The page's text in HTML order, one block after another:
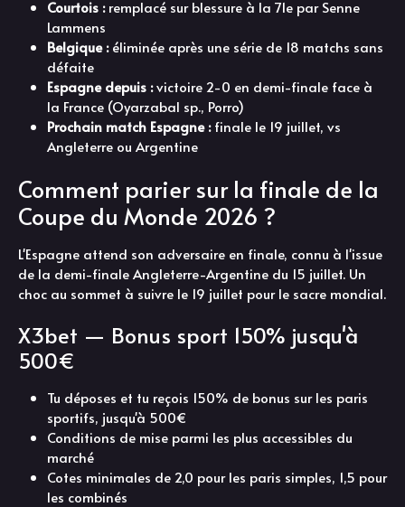
Courtois :remplacé sur blessure à la 71e par Senne
Lammens
Belgique :éliminée après une série de 18 matchs sans
défaite
Espagne depuis :victoire 2-0 en demi-finale face à
la France (Oyarzabal sp., Porro)
Prochain match Espagne :finale le 19 juillet, vs
Angleterre ou Argentine
Comment parier sur la finale de la
Coupe du Monde 2026 ?
L'Espagne attend son adversaire en finale, connu à l'issue
de la demi-finale Angleterre-Argentine du 15 juillet. Un
choc au sommet à suivre le 19 juillet pour le sacre mondial.
X3bet — Bonus sport 150% jusqu'à
500€
Tu déposes et tu reçois 150% de bonus sur les paris
sportifs, jusqu'à 500€
Conditions de mise parmi les plus accessibles du
marché
Cotes minimales de 2,0 pour les paris simples, 1,5 pour
les combinés